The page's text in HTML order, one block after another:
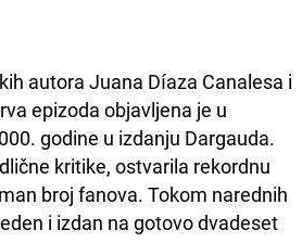
autora Juana Díaza Canalesa i
epizoda objavljena je u
godine u izdanju Dargauda.
kritike, ostvarila rekordnu
broj fanova. Tokom narednih
i izdan na gotovo dvadeset